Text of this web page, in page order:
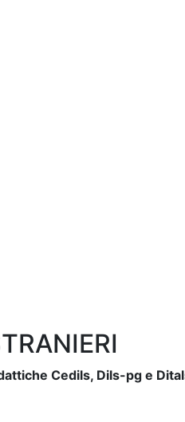
von Entscheidungen. In
Cedils, Dils-pg e